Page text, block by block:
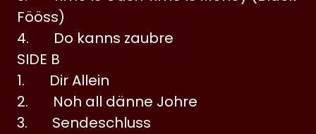
Fööss)
4. Do kanns zaubre
SIDE B
1. Dir Allein
2. Noh all dänne Johre
3. Sendeschluss